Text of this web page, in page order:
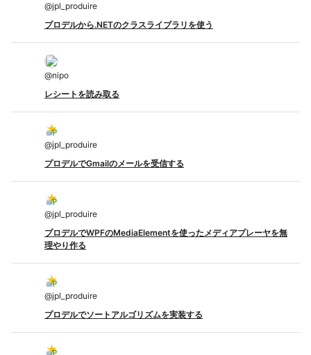
@jpl_produire
プロデルから.NETのクラスライブラリを使う
@nipo
レシートを読み取る
@jpl_produire
プロデルでGmailのメールを受信する
@jpl_produire
プロデルでWPFのMediaElementを使ったメディアプレーヤを無
理やり作る
@jpl_produire
プロデルでソートアルゴリズムを実装する